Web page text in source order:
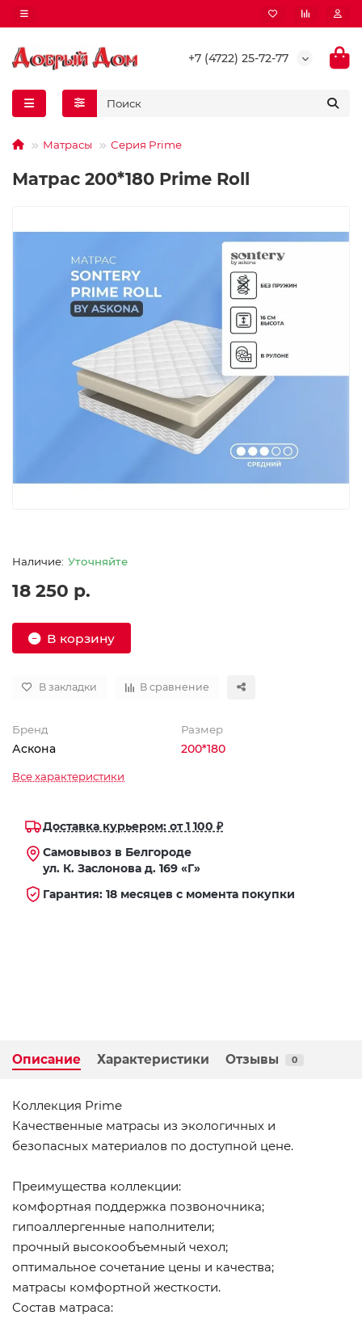
+7 (4722) 25-72-77
Матрасы Серия Prime
Матрас 200*180 Prime Roll
Уточняйте
18 250 р.
В корзину
В закладки В сравнение
Бренд
Аскона
Размер
200*180
Все характеристики
Доставка курьером: от 1 100 ₽
Самовывоз в Белгороде
ул. К. Заслонова д. 169 «Г»
Гарантия: 18 месяцев с момента покупки
Описание Характеристики Отзывы 0
Коллекция Prime
Качественные матрасы из экологичных и
безопасных материалов по доступной цене.
Преимущества коллекции:
комфортная поддержка позвоночника;
гипоаллергенные наполнители;
прочный высокообъемный чехол;
оптимальное сочетание цены и качества;
матрасы комфортной жесткости.
Состав матраса: